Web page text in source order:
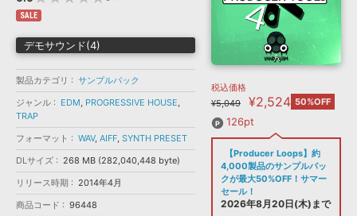
プラグイン・エフェクト »
サンプルパック »
ソフトウェア／ツール »
DAW »
効果音 »
キャンペーン »
ニュースレター »
SONICWIREブログ »
製品サポート情報 »
DTMガイド »
FAQ »
音楽カード
楽曲配信流通サービス
ボーカル抜き出し
DUBSTEP
MUTANT
ROUTER.FM
SONOCA
ソフト音源 プラグイン・エフェクト
効果音
ジャンル
メーカー
フォーマット
ランキング
SALE
デモサウンド(4)
製品カテゴリ
サンプルパック
ジャンル
EDM, PROGRESSIVE HOUSE,
TRAP
フォーマット
WAV, AIFF, SYNTH PRESET
DLサイズ
268 MB (282,040,448 byte)
リリース時期
2014年4月
商品コード
96448
税込価格
¥5,049
¥2,524 50%OFF
126pt
【Producer Loops】約
4,000製品のサンプルパッ
クが最大50%OFF！サマー
セール！
2026年8月20日(木)まで